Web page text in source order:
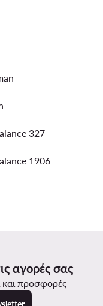
327
1906
αγορές σας
και προσφορές